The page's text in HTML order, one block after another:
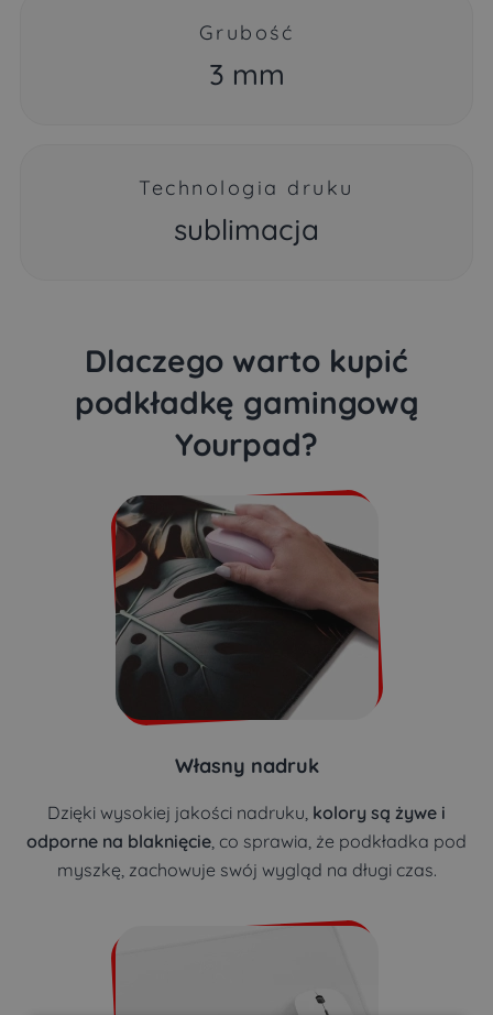
Grubość
3 mm
Technologia druku
sublimacja
Dlaczego warto kupić
podkładkę gamingową
Yourpad?
Własny nadruk
Dzięki wysokiej jakości nadruku, kolory są żywe i
odporne na blaknięcie, co sprawia, że podkładka pod
myszkę, zachowuje swój wygląd na długi czas.